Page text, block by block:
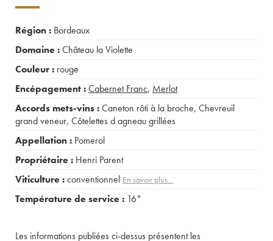
Région : Bordeaux
Domaine :Château la Violette
Couleur : rouge
Encépagement :Cabernet Franc, Merlot
Accords mets-vins :Caneton rôti à la broche, Chevreuil
grand veneur, Côtelettes d agneau grillées
Appellation : Pomerol
Propriétaire : Henri Parent
Viticulture :conventionnel En savoir plus...
Température de service : 16°
Les informations publiées ci-dessus présentent les